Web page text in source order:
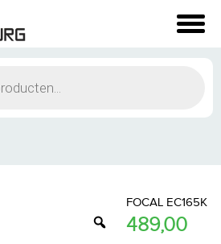
FOCAL EC165K
489,00